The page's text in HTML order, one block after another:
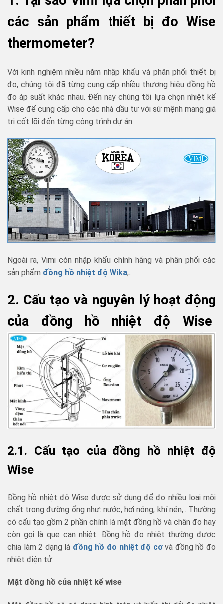
các sản phẩm thiết bị đo Wise
thermometer?
Với kinh nghiệm nhiều năm nhập khẩu và phân phối thiết bị
đo, chúng tôi đã từng cung cấp nhiều thương hiệu đồng hồ
đo áp suất khác nhau. Đến nay chúng tôi lựa chọn nhiệt kế
Wise để cung cấp cho các nhà dầu tư với sứ mệnh mang giá
trị cốt lõi đến từng công trình dự án.
Ngoài ra, Vimi còn nhập khẩu chính hãng và phân phối các
sản phẩm đồng hồ nhiệt độ Wika,..
2. Cấu tạo và nguyên lý hoạt động
của đồng hồ nhiệt độ Wise
2.1. Cấu tạo của đồng hồ nhiệt độ
Wise
Đồng hồ nhiệt độ Wise được sử dụng để đo nhiều loại môi
chất trong đường ống như: nước, hơi nóng, khí nén,.. Thường
có cấu tạo gồm 2 phần chính là mặt đồng hồ và chân đo hay
còn gọi là que can nhiệt. Đồng hồ đo nhiệt thường được
chia làm 2 dạng là đồng hồ đo nhiệt độ cơvà đồng hồ đo
nhiệt điện tử.
Mặt đồng hồ của nhiệt kế wise